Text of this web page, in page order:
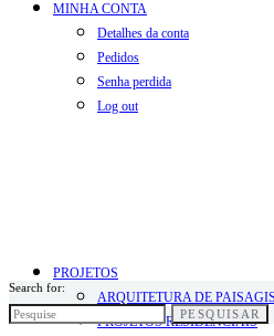
MINHA CONTA
Detalhes da conta
Pedidos
Senha perdida
Log out
PROJETOS
ARQUITETURA DE
PROJETOS RESIDENCIAIS
Search for:
PESQUISAR